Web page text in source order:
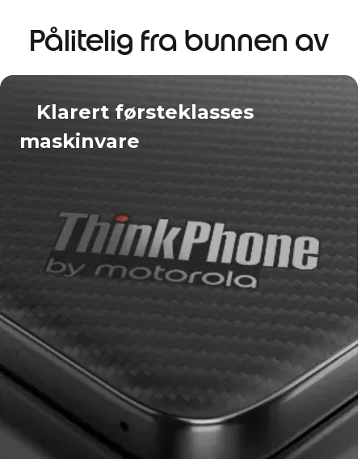
Pålitelig fra bunnen av
Klarert førsteklasses
maskinvare